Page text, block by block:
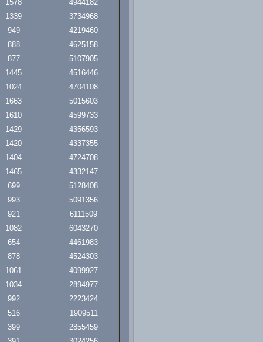
1578
4944182
1339
3734968
949
4219460
888
4625158
877
5107905
1445
4516446
1024
4704108
1663
5015603
1610
4599733
1429
4356593
1420
4337355
1404
4724708
1465
4332147
699
5128408
993
5091356
921
6111509
1082
6043270
654
4461983
878
4524303
1061
4099927
1034
2894977
992
2223424
516
1909511
399
2855459